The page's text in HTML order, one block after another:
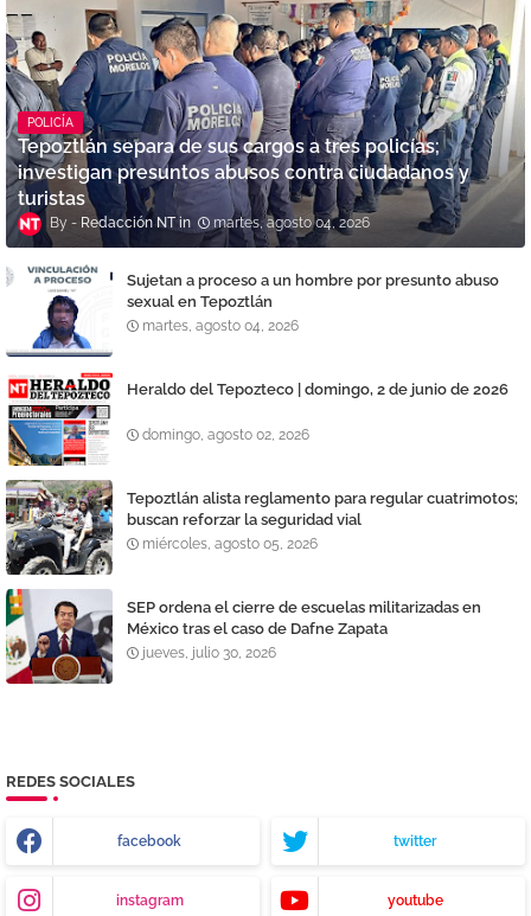
POLICÍA
Tepoztlán separa de sus cargos a tres policías;
investigan presuntos abusos contra ciudadanos y
turistas
Redacción NT martes, agosto 04, 2026
Sujetan a proceso a un hombre por presunto abuso
sexual en Tepoztlán
martes, agosto 04, 2026
Heraldo del Tepozteco | domingo, 2 de junio de 2026
domingo, agosto 02, 2026
Tepoztlán alista reglamento para regular cuatrimotos;
buscan reforzar la seguridad vial
miércoles, agosto 05, 2026
SEP ordena el cierre de escuelas militarizadas en
México tras el caso de Dafne Zapata
jueves, julio 30, 2026
REDES SOCIALES
facebook twitter
instagram youtube